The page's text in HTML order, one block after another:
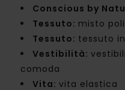
Conscious by
Tessuto: misto
Tessuto: tessuto
Vestibilità:
comoda
Vita: vita elastica